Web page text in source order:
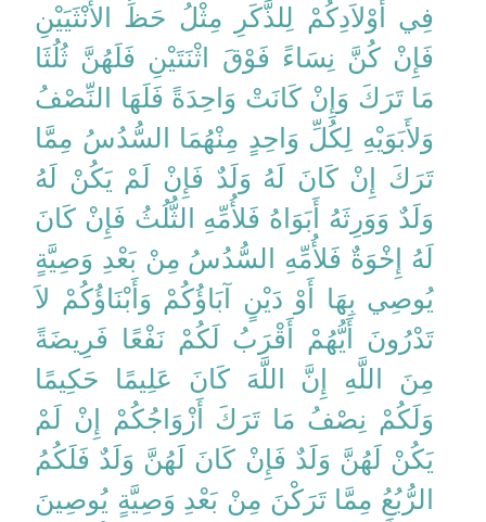
فِي أَوْلاَدِكُمْ لِلذَّكَرِ مِثْلُ حَظِّ الأُنْثَيَيْنِ
فَإِنْ كُنَّ نِسَاءً فَوْقَ اثْنَتَيْنِ فَلَهُنَّ ثُلُثَا
مَا تَرَكَ وَإِنْ كَانَتْ وَاحِدَةً فَلَهَا النِّصْفُ
وَلأَبَوَيْهِ لِكُلِّ وَاحِدٍ مِنْهُمَا السُّدُسُ مِمَّا
تَرَكَ إِنْ كَانَ لَهُ وَلَدٌ فَإِنْ لَمْ يَكُنْ لَهُ
وَلَدٌ وَوَرِثَهُ أَبَوَاهُ فَلأُمِّهِ الثُّلُثُ فَإِنْ كَانَ
لَهُ إِخْوَةٌ فَلأُمِّهِ السُّدُسُ مِنْ بَعْدِ وَصِيَّةٍ
يُوصِي بِهَا أَوْ دَيْنٍ آبَاؤُكُمْ وَأَبْنَاؤُكُمْ لاَ
تَدْرُونَ أَيُّهُمْ أَقْرَبُ لَكُمْ نَفْعًا فَرِيضَةً
مِنَ اللَّهِ إِنَّ اللَّهَ كَانَ عَلِيمًا حَكِيمًا
وَلَكُمْ نِصْفُ مَا تَرَكَ أَزْوَاجُكُمْ إِنْ لَمْ
يَكُنْ لَهُنَّ وَلَدٌ فَإِنْ كَانَ لَهُنَّ وَلَدٌ فَلَكُمُ
الرُّبُعُ مِمَّا تَرَكْنَ مِنْ بَعْدِ وَصِيَّةٍ يُوصِينَ